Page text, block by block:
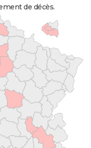
de décès.